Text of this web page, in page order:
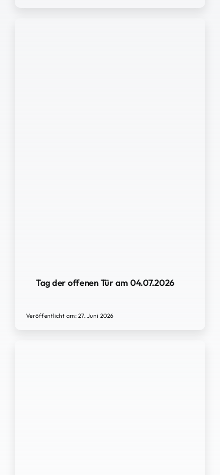
Tag der offenen Tür am 04.07.2026
Veröffentlicht am: 27. Juni 2026